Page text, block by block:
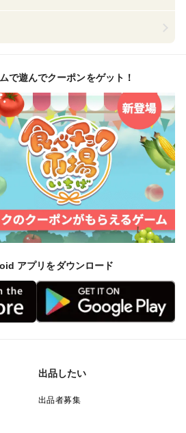
で遊んでクーポンをゲット！
アプリをダウンロード
出品したい
出品者募集